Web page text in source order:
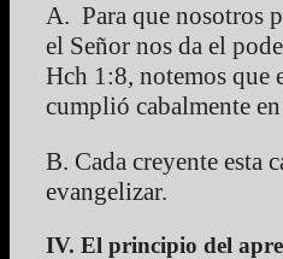
A. Para que nosotros
el Señor nos da el
Hch 1:8, notemos que
cumplió cabalmente
B. Cada creyente esta
evangelizar.
IV. El principio del